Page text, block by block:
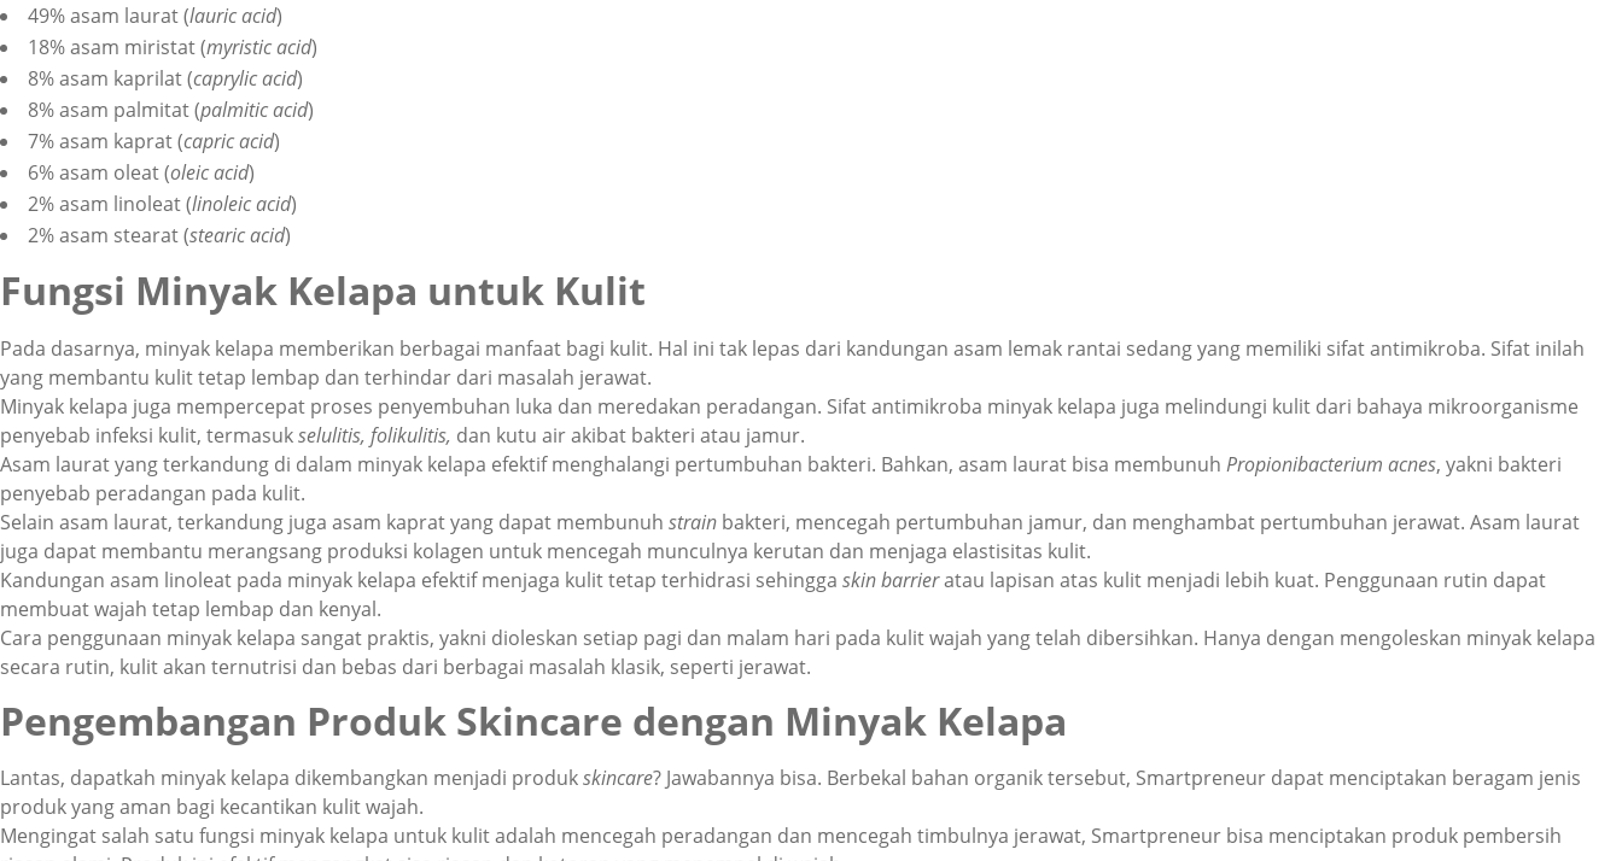
49% asam laurat(lauric acid)
18% asam miristat(myristic acid)
8% asam kaprilat(caprylic acid)
8% asam palmitat(palmitic acid)
7% asam kaprat (capric acid)
6% asam oleat(oleic acid)
2% asam linoleat(linoleic acid)
2% asam stearat(stearic acid)
Fungsi Minyak Kelapa untuk Kulit
Pada dasarnya, minyak kelapa memberikan berbagai manfaat bagi kulit. Hal ini tak lepas dari kandungan asam lemak rantai sedang yang memiliki sifat antimikroba. Sifat inilah
yang membantu kulit tetap lembap dan terhindar dari masalah jerawat.
Minyak kelapa juga mempercepat proses penyembuhan luka dan meredakan peradangan. Sifat antimikroba minyak kelapa juga melindungi kulit dari bahaya mikroorganisme
penyebab infeksi kulit, termasukselulitis, folikulitis, dan kutu air akibat bakteri atau jamur.
Asam lauratyang terkandung di dalam minyak kelapa efektif menghalangi pertumbuhan bakteri. Bahkan, asam laurat bisa membunuh Propionibacterium acnes, yakni bakteri
penyebab peradangan pada kulit.
Selain asam laurat, terkandung juga asam kapratyang dapat membunuh strain bakteri, mencegah pertumbuhan jamur, dan menghambat pertumbuhan jerawat. Asam laurat
juga dapat membantu merangsang produksi kolagen untuk mencegah munculnya kerutan dan menjaga elastisitas kulit.
Kandungan asam linoleat pada minyak kelapa efektif menjaga kulit tetap terhidrasi sehingga skin barrieratau lapisan atas kulit menjadi lebih kuat. Penggunaan rutin dapat
membuat wajah tetap lembap dan kenyal.
Cara penggunaan minyak kelapa sangat praktis, yakni dioleskan setiap pagi dan malam hari pada kulit wajah yang telah dibersihkan. Hanya dengan mengoleskan minyak kelapa
secara rutin, kulit akan ternutrisi dan bebas dari berbagai masalah klasik, seperti jerawat.
Pengembangan Produk Skincare dengan Minyak Kelapa
Lantas, dapatkah minyak kelapa dikembangkan menjadi produkskincare? Jawabannya bisa. Berbekal bahan organik tersebut, Smartpreneur dapat menciptakan beragam jenis
produk yang aman bagi kecantikan kulit wajah.
Mengingat salah satu fungsi minyak kelapa untuk kulitadalah mencegah peradangan dan mencegah timbulnya jerawat, Smartpreneur bisa menciptakan produk pembersih